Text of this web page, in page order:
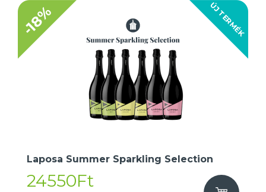
ÚJ TERMÉK
-18%
Laposa Summer Sparkling Selection
24550Ft